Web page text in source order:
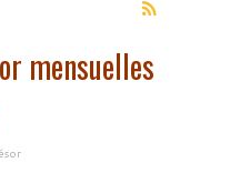
mensuelles